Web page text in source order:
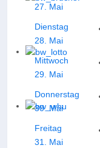
27. Mai
Dienstag
28. Mai
Mittwoch
29. Mai
Donnerstag
30. Mai
Freitag
31. Mai